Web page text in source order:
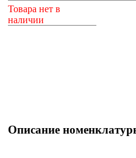
Товара нет в
наличии
Описание